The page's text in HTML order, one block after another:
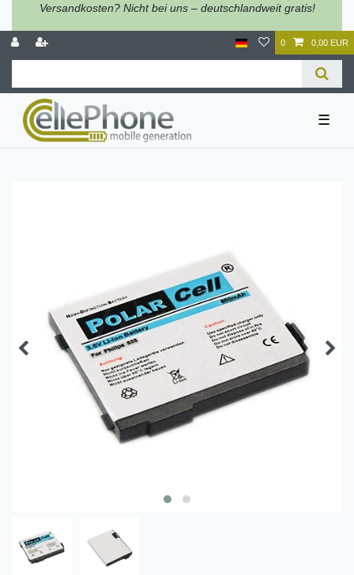
Versandkosten? Nicht bei uns – deutschlandweit gratis!
0 0,00 EUR
☰